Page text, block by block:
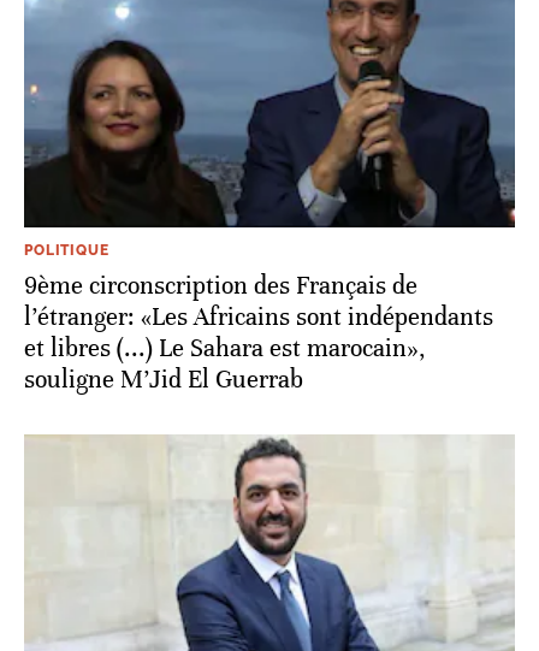
POLITIQUE
9ème circonscription des Français de
l’étranger: «Les Africains sont indépendants
et libres (...) Le Sahara est marocain»,
souligne M’Jid El Guerrab